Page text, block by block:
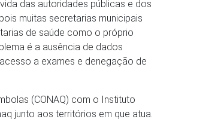
das autoridades públicas e dos
muitas secretarias municipais
de saúde como o próprio
é a ausência de dados
a exames e denegação de
(CONAQ) com o Instituto
junto aos territórios em que atua.